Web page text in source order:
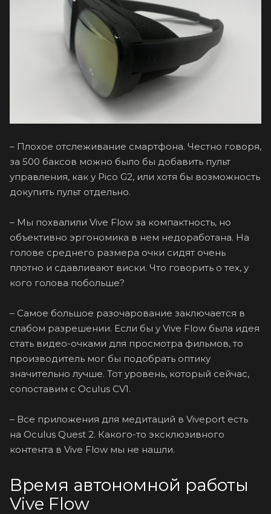
– Плохое отслеживание смартфона. Честно говоря,
за 500 баксов можно было бы добавить пульт
управления, как у Pico G2, или хотя бы возможность
докупить пульт отдельно.
– Мы похвалили Vive Flow за компактность, но
объективно эргономика в нем недоработана. На
голове среднего размера очки сидят очень
плотно и сдавливают виски. Что говорить о тех, у
кого голова побольше?
– Самое большое разочарование заключается в
слабом разрешении. Если бы у Vive Flow была идея
стать видео-очками для просмотра фильмов, то
производитель мог бы подобрать оптику
значительно лучше. Тот уровень, который сейчас,
сопоставим с Oculus CV1.
– Все приложения для медитаций в Viveport есть
на Oculus Quest 2. Какого-то эксклюзивного
контента в Vive Flow мы не нашли.
Время автономной работы
Vive Flow